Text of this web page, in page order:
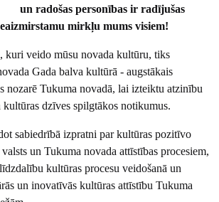
un radošas personības ir radījušas
mirkļu mums visiem!
kuri veido mūsu novada kultūru, tiks
Gada balva kultūrā - augstākais
nozarē Tukuma novadā, lai izteiktu atzinību
dzīves spilgtākos notikumus.
sabiedrībā izpratni par kultūras pozitīvo
un Tukuma novada attīstības procesiem,
kultūras procesu veidošanā un
un inovatīvās kultūras attīstību Tukuma